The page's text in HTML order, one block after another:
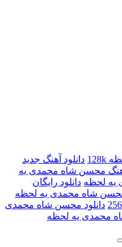
دانلود آهنگ جدید
شاه محمدی یه
دانلود رایگان
محمدی یه لحظه
محسن شاه محمدی
یه لحظه